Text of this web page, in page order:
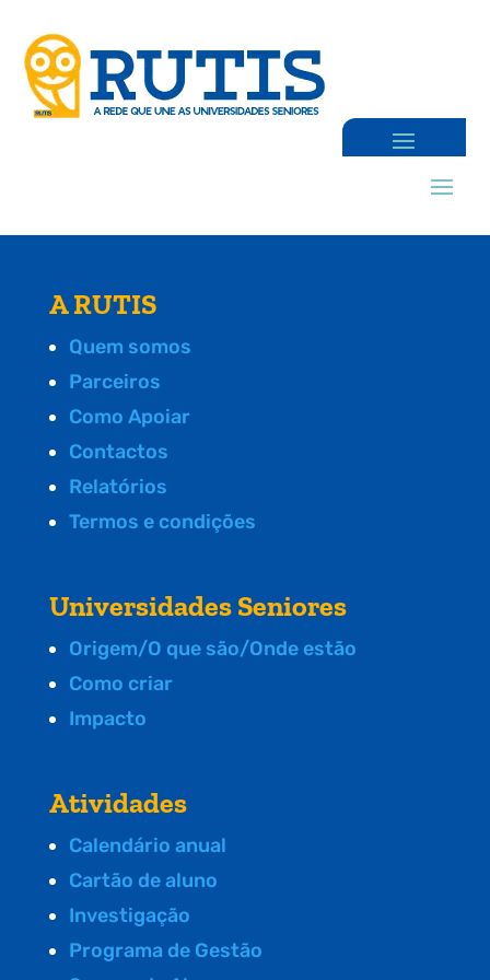
A RUTIS
Quem somos
Parceiros
Como Apoiar
Contactos
Relatórios
Termos e condições
Universidades Seniores
Origem/O que são/Onde estão
Como criar
Impacto
Atividades
Calendário anual
Cartão de aluno
Investigação
Programa de Gestão